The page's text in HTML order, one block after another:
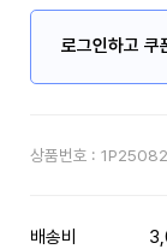
로그인하고 쿠
상품번호 :
배송비